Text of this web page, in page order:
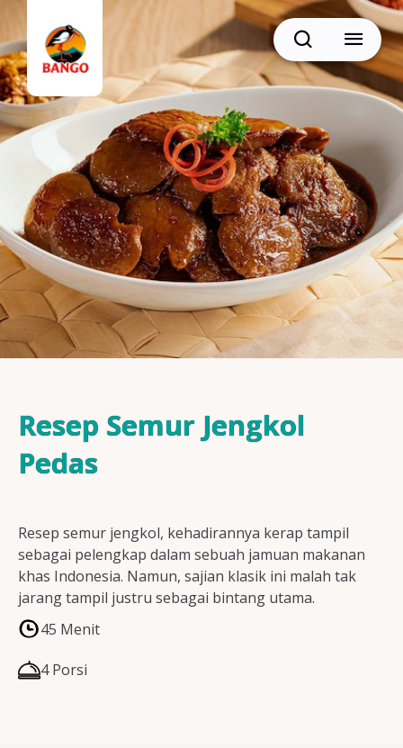
BACK
Resep Sate
Resep Semur
Resep Daging
Resep Tempe/Tahu
Resep Sayuran
Cari
Resep Semur Jengkol
Pedas
Resep semur jengkol, kehadirannya kerap tampil
sebagai pelengkap dalam sebuah jamuan makanan
khas Indonesia. Namun, sajian klasik ini malah tak
jarang tampil justru sebagai bintang utama.
45 Menit
4 Porsi